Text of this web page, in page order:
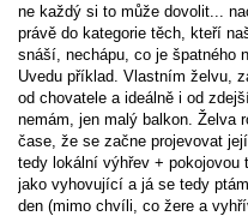
ne každý si to může dovolit...
právě do kategorie těch, kteří
snáší, nechápu, co je špatného
Uvedu příklad. Vlastním želvu,
od chovatele a ideálně i od
nemám, jen malý balkon. Želva
čase, že se začne projevovat
tedy lokální výhřev + pokojovou
jako vyhovující a já se tedy
den (mimo chvíli, co žere a